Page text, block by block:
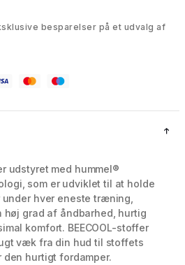
besparelser på et udvalg af
udstyret med hummel®
som er udviklet til at holde
hver eneste træning,
høj grad af åndbarhed, hurtig
komfort. BEECOOL-stoffer
væk fra din hud til stoffets
den hurtigt fordamper.